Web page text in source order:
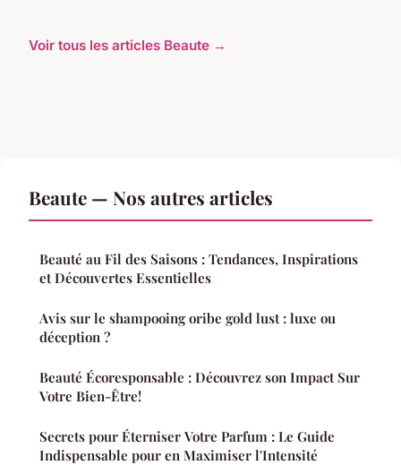
Voir tous les articles Beaute →
Beaute — Nos autres articles
Beauté au Fil des Saisons : Tendances, Inspirations
et Découvertes Essentielles
Avis sur le shampooing oribe gold lust : luxe ou
déception ?
Beauté Écoresponsable : Découvrez son Impact Sur
Votre Bien-Être!
Secrets pour Éterniser Votre Parfum : Le Guide
Indispensable pour en Maximiser l'Intensité